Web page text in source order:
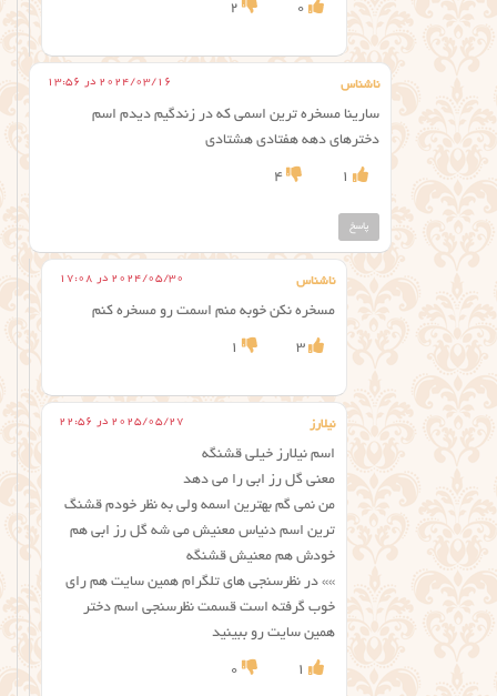
0
2
ناشناس 2024/03/16 در 13:56
سارینا مسخره ترین اسمی که در زندگیم دیدم اسم
دخترهای دهه هفتادی هشتادی
1
4
پاسخ
ناشناس 2024/05/30 در 17:08
مسخره نکن خوبه منم اسمت رو مسخره کنم
3
1
نیلارز 2025/05/27 در 22:56
اسم نیلارز خیلی قشنگه
معنی گل رز ابی را می دهد
من نمی گم بهترین اسمه ولی به نظر خودم قشنگ
ترین اسم دنیاس معنیش می شه گل رز ابی هم
خودش هم معنیش قشنگه
»» در نظرسنجی های تلگرام همین سایت هم رای
خوب گرفته است قسمت نظرسنجی اسم دختر
همین سایت رو ببینید
1
0